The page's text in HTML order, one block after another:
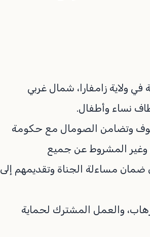
ولاية زامفارا، شمال غربي
نساء وأطفال.
وقوف وتضامن الصومال مع حكومة
وغير المشروط عن جميع
ضمان مساءلة الجناة وتقديمهم إلى
والعمل المشترك لحماية